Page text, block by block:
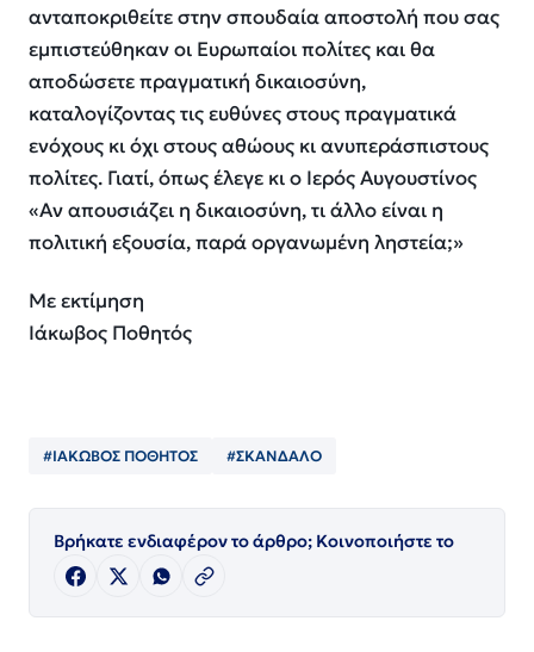
ανταποκριθείτε στην σπουδαία αποστολή που σας
εμπιστεύθηκαν οι Ευρωπαίοι πολίτες και θα
αποδώσετε πραγματική δικαιοσύνη,
καταλογίζοντας τις ευθύνες στους πραγματικά
ενόχους κι όχι στους αθώους κι ανυπεράσπιστους
πολίτες. Γιατί, όπως έλεγε κι ο Ιερός Αυγουστίνος
«Αν απουσιάζει η δικαιοσύνη, τι άλλο είναι η
πολιτική εξουσία, παρά οργανωμένη ληστεία;»
Με εκτίμηση
Ιάκωβος Ποθητός
#ΙΑΚΩΒΟΣ ΠΟΘΗΤΟΣ #ΣΚΑΝΔΑΛΟ
Βρήκατε ενδιαφέρον το άρθρο; Κοινοποιήστε το